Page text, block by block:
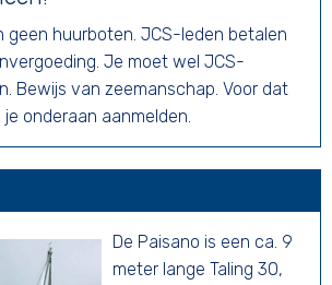
geen huurboten. JCS-leden betalen
Je moet wel JCS-
Bewijs van zeemanschap. Voor dat
onderaan aanmelden.
De Paisano is een ca. 9
meter lange Taling 30,